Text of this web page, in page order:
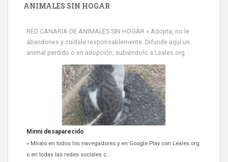
ANIMALES SIN HOGAR
RED CANARIA DE ANIMALES SIN HOGAR » Adopta, no le
abandones y cuídale responsablemente. Difunde aquí un
animal perdido o en adopción, subiéndolo a Leales.org
Leales.org » Gran Canaria
9.7.2025
Siami Perdida
Se llama Siami,es hembra de 4 años,esterilizada con marca de
oreja,cariñosa,mimosa pero miedosa,e...